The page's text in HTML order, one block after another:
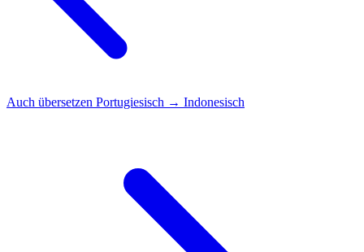
Auch übersetzen Portugiesisch → Indonesisch